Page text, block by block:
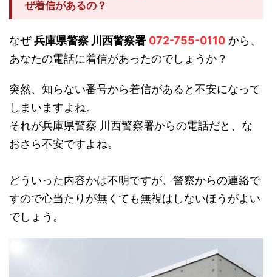
ぜ着信があるの？
なぜ兵庫県警察 川西警察署 072-755-0110 から、
あなたの電話に着信があったのでしょうか？
突然、知らない番号から着信があると不安になって
しまいますよね。
それが兵庫県警察 川西警察署からの電話だと、な
おさら不安ですよね。
どういった内容かは不明ですが、警察からの連絡で
すので心当たりが無くても無視はしないほうがよい
でしょう。